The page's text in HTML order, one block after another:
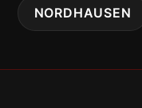
NORDHAUSEN